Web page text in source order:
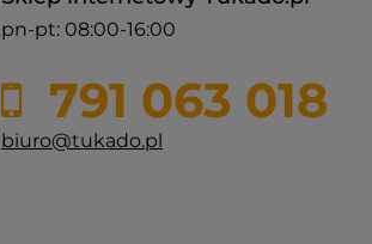
pn-pt: 08:00-16:00
791 063 018
biuro@tukado.pl